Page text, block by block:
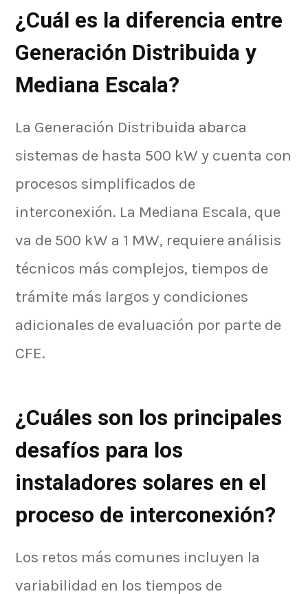
¿Cuál es la diferencia entre
Generación Distribuida y
Mediana Escala?
La Generación Distribuida abarca
sistemas de hasta 500 kW y cuenta con
procesos simplificados de
interconexión. La Mediana Escala, que
va de 500 kW a 1 MW, requiere análisis
técnicos más complejos, tiempos de
trámite más largos y condiciones
adicionales de evaluación por parte de
CFE.
¿Cuáles son los principales
desafíos para los
instaladores solares en el
proceso de interconexión?
Los retos más comunes incluyen la
variabilidad en los tiempos de